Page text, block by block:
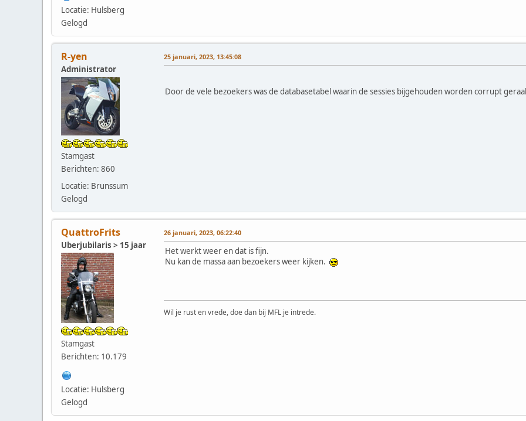
Locatie: Hulsberg
Gelogd
R-yen
Administrator
Stamgast
Berichten: 860
Locatie: Brunssum
Gelogd
25 januari, 2023, 13:45:08
Door de vele bezoekers was de databasetabel waarin de sessies bijgehouden worden corrupt
QuattroFrits
Uberjubilaris > 15 jaar
Stamgast
Berichten: 10.179
Locatie: Hulsberg
Gelogd
26 januari, 2023, 06:22:40
Het werkt weer en dat is fijn.
Nu kan de massa aan bezoekers weer kijken.
Wil je rust en vrede, doe dan bij MFL je intrede.